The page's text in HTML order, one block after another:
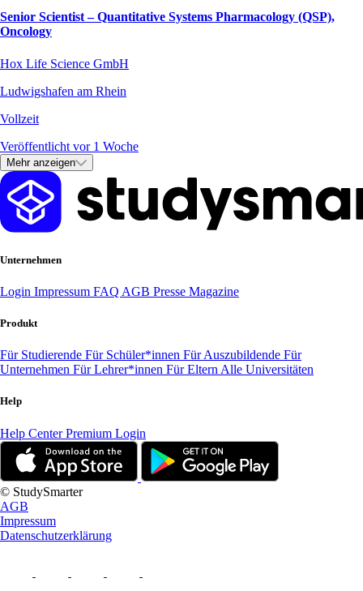
Senior Scientist – Quantitative Systems Pharmacology (QSP),
Oncology
Hox Life Science GmbH
Ludwigshafen am Rhein
Vollzeit
Veröffentlicht vor 1 Woche
Mehr anzeigen
Unternehmen
Login Impressum FAQ AGB Presse Magazine
Produkt
Für Studierende Für Schüler*innen Für Auszubildende Für
Unternehmen Für Lehrer*innen Für Eltern Alle Universitäten
Help
Help CenterPremium Login
© StudySmarter
AGB
Impressum
Datenschutzerklärung